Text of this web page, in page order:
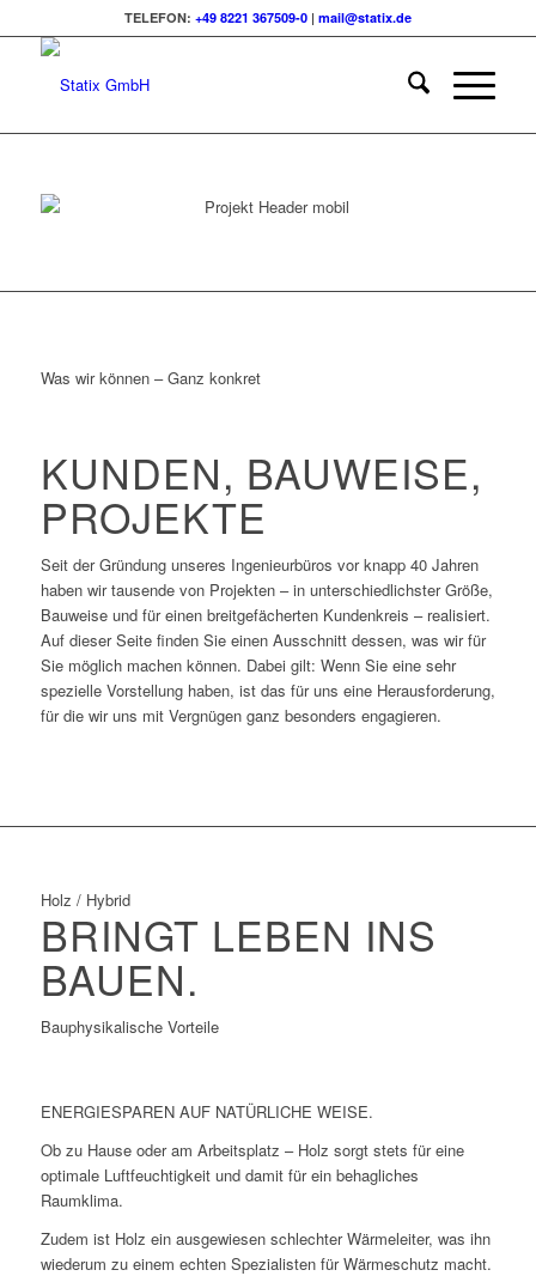
TELEFON: +49 8221 367509-0| mail@statix.de
Was wir können – Ganz konkret
KUNDEN, BAUWEISE,
PROJEKTE
Seit der Gründung unseres Ingenieurbüros vor knapp 40 Jahren
haben wir tausende von Projekten – in unterschiedlichster Größe,
Bauweise und für einen breitgefächerten Kundenkreis – realisiert.
Auf dieser Seite finden Sie einen Ausschnitt dessen, was wir für
Sie möglich machen können. Dabei gilt: Wenn Sie eine sehr
spezielle Vorstellung haben, ist das für uns eine Herausforderung,
für die wir uns mit Vergnügen ganz besonders engagieren.
Holz / Hybrid
BRINGT LEBEN INS
BAUEN.
Bauphysikalische Vorteile
ENERGIESPAREN AUF NATÜRLICHE WEISE.
Ob zu Hause oder am Arbeitsplatz – Holz sorgt stets für eine
optimale Luftfeuchtigkeit und damit für ein behagliches
Raumklima.
Zudem ist Holz ein ausgewiesen schlechter Wärmeleiter, was ihn
wiederum zu einem echten Spezialisten für Wärmeschutz macht.